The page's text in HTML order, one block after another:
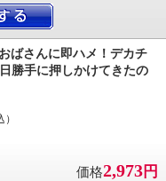
ばさんに即ハメ！デカチ
勝手に押しかけてきたの
）
価格2,973円